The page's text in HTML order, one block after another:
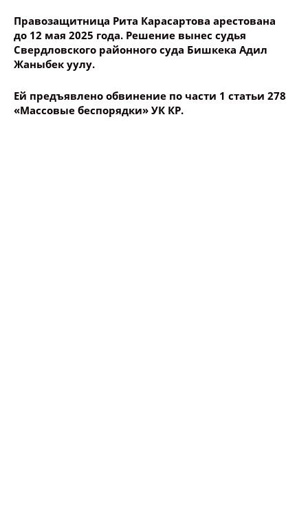
Правозащитница Рита Карасартова арестована
до 12 мая 2025 года. Решение вынес судья
Свердловского районного суда Бишкека Адил
Жаныбек уулу.
Ей предъявлено обвинение по части 1 статьи 278
«Массовые беспорядки» УК КР.